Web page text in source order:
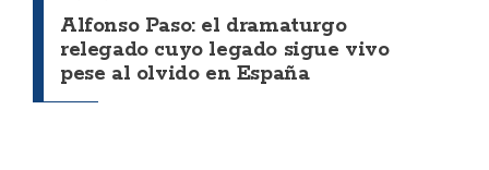
Alfonso Paso: el dramaturgo
relegado cuyo legado sigue vivo
pese al olvido en España